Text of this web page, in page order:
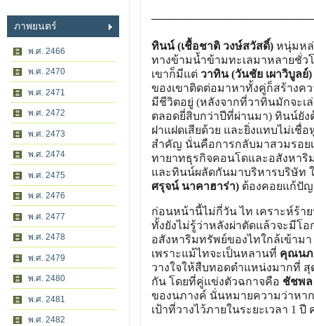
ภาพยนตร์
พ.ศ. 2466
พ.ศ. 2470
พ.ศ. 2471
พ.ศ. 2472
พ.ศ. 2473
พ.ศ. 2474
พ.ศ. 2475
พ.ศ. 2476
พ.ศ. 2477
พ.ศ. 2478
พ.ศ. 2479
พ.ศ. 2480
พ.ศ. 2481
พ.ศ. 2482
ทินน์ (เชื้อชาติ วงษ์สวัสดิ์) หนุ่มหล่
ทางข้ามน้ำข้ามทะเลมาหลายชั่
เขาก็มีแต่ วาทิน (วันชัย เผาวิบูลย์)
ของเขาติดต่อมาหาทั้งคู่ก็สร้างค
มีชีวิตอยู่ (หลังจากที่วาทินมักจะเ
ตลอดยี่สิบกว่าปีที่ผ่านมา) ทินน์ยัง
ฝาแฝดเสียด้วย และยิ่งแทบไม่เชื่
สำคัญ นั่นคือการกลับมาสวมรอย
ทายาทธุรกิจคอนโดและอสังหาริ
และทินน์ผลัดกันมาบริหารบริษัท
ศรุจน์ นาคาฮาร่า) ต้องคอยแก้ปั
ก่อนหน้านี้ไม่กี่วัน ไท เคราะห์ร้า
ทั้งยังไม่รู้ว่าหลังผ่าตัดแล้วจะมีโ
อสังหาริมทรัพย์ของไทใกล้เข้า
เพราะแม้ไทจะเป็นหลานที่ คุณนภ
วางใจให้สืบทอดตำแหน่งมากที่
กัน โดยที่คู่แข่งตัวฉกาจคือ ชัชพล
ของนภางค์ นั่นหมายความว่าหา
เป้าที่วางไว้ภายในระยะเวลา 1